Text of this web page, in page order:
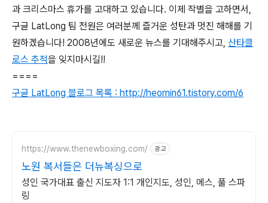
과 크리스마스 휴가를 고대하고 있습니다. 이제 작별을 고하면서,
구글 LatLong 팀 전원은 여러분께 즐거운 성탄과 멋진 해해를 기
원하겠습니다! 2008년에도 새로운 뉴스를 기대해주시고, 산타클
로스 추적을 잊지마시길!!
====
구글 LatLong 블로그 목록 : http://heomin61.tistory.com/6
https://www.thenewboxing.com/ 광고
노원 복서들은 더뉴복싱으로
성인 국가대표 출신 지도자 1:1 개인지도, 성인, 메스, 풀 스파
링